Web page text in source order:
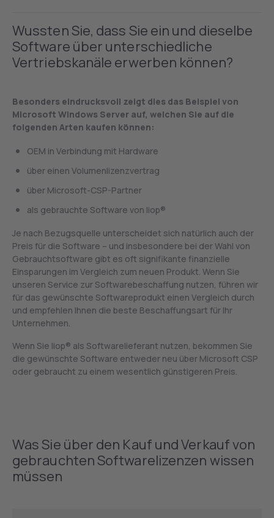
Wussten Sie, dass Sie ein und dieselbe
Software über unterschiedliche
Vertriebskanäle erwerben können?
Besonders eindrucksvoll zeigt dies das Beispiel von
Microsoft Windows Server auf, welchen Sie auf die
folgenden Arten kaufen können:
OEM in Verbindung mit Hardware
über einen Volumenlizenzvertrag
über Microsoft-CSP-Partner
als gebrauchte Software von liop®
Je nach Bezugsquelle unterscheidet sich natürlich auch der
Preis für die Software – und insbesondere bei der Wahl von
Gebrauchtsoftware gibt es oft signifikante finanzielle
Einsparungen im Vergleich zum neuen Produkt. Wenn Sie
unseren Service zur Softwarebeschaffung nutzen, führen wir
für das gewünschte Softwareprodukt einen Vergleich durch
und empfehlen Ihnen die beste Beschaffungsart für Ihr
Unternehmen.
Wenn Sie liop® als Softwarelieferant nutzen, bekommen Sie
die gewünschte Software entweder neu über Microsoft CSP
oder gebraucht zu einem wesentlich günstigeren Preis.
Was Sie über den Kauf und Verkauf von
gebrauchten Softwarelizenzen wissen
müssen